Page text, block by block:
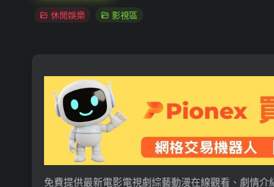
休閒娛樂 影視區
免費提供最新電影電視劇綜藝動漫在線觀看、劇情介